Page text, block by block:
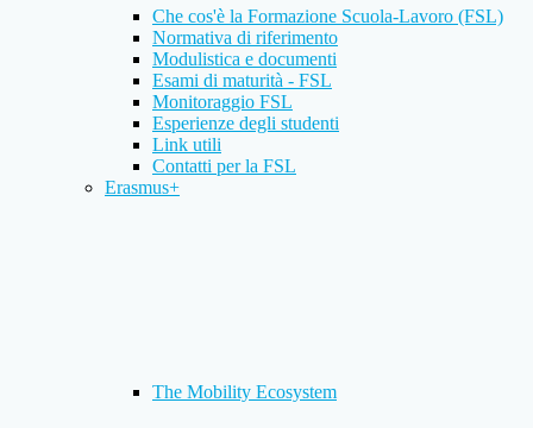
Che cos'è la Formazione Scuola-Lavoro (FSL)
Normativa di riferimento
Modulistica e documenti
Esami di maturità - FSL
Monitoraggio FSL
Esperienze degli studenti
Link utili
Contatti per la FSL
Erasmus+
The Mobility Ecosystem